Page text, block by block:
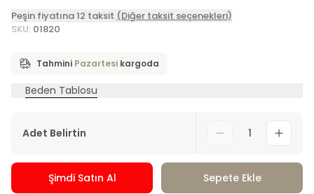
Peşin fiyatına 12 taksit (Diğer taksit seçenekleri)
SKU: 01820
Tahmini Pazartesi kargoda
Beden Tablosu
Adet Belirtin 1
Şimdi Satın Al Sepete Ekle